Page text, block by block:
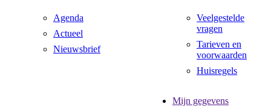
Agenda
Actueel
Nieuwsbrief
Veelgestelde
vragen
Tarieven en
voorwaarden
Huisregels
Mijn gegevens